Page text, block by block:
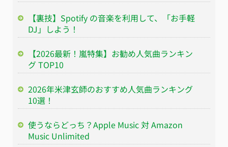
【裏技】Spotify の音楽を利用して、「お手軽
DJ」しよう！
【2026最新！嵐特集】お勧め人気曲ランキン
グ TOP10
2026年米津玄師のおすすめ人気曲ランキング
10選！
使うならどっち？Apple Music 対 Amazon
Music Unlimited